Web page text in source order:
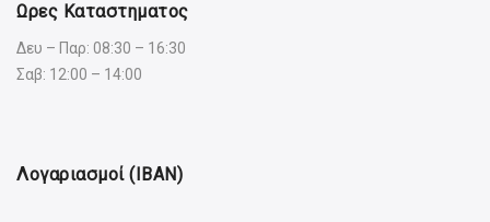
Ωρες Καταστηματος
Δευ – Παρ: 08:30 – 16:30
Σαβ: 12:00 – 14:00
Λογαριασμοί (IBAN)